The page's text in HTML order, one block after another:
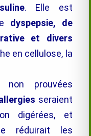
. Elle est
dyspepsie, de
et divers
en cellulose, la
non prouvées
seraient
digérées, et
réduirait les